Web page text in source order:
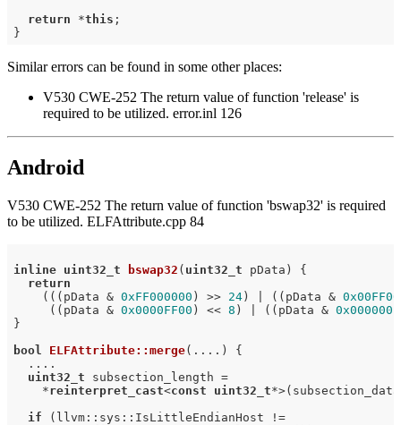
return *this ;
Similar errors can be found in some other places:
V530 CWE-252 The return value of function 'release' is
required to be utilized. error.inl 126
Android
V530 CWE-252 The return value of function 'bswap32' is required
to be utilized. ELFAttribute.cpp 84
inline uint32_t bswap32 ( uint32_t pData)
{
return
    (((pData &
0xFF000000 ) >> 24) | ((pData &
     ((pData &
0x0000FF00 ) << 8 ) | ((pData &
}
bool
ELFAttribute::merge(....)
{
  ....
uint32_t subsection_length =
    *
reinterpret_cast<const uint32_t
if (llvm::sys::IsLittleEndianHost !=